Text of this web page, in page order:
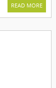
READ MORE